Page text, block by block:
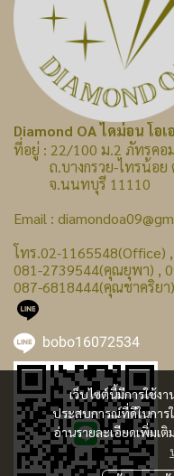
เว็บไซต์นี้มีการใช้ง
ประสบการณ์ที่ดีในการ
อ่านรายละเอียดเพิ่มเติ
Diamond OA ไดม่อน โอเอ
ที่อยู่ : 22/100 ม.2 ภัทรคอ
ถ.บางกรวย-ไทรน้อย
จ.นนทบุรี 11110
Email :
โทร.02-
081-2739544(คุณยุพา) ,
087-6818444(คุณชาคริยา)
bobo16072534